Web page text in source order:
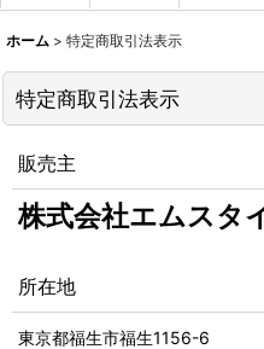
ホーム > 特定商取引法表示
特定商取引法表示
販売主
株式会社エムスタ
所在地
東京都福生市福生1156-6